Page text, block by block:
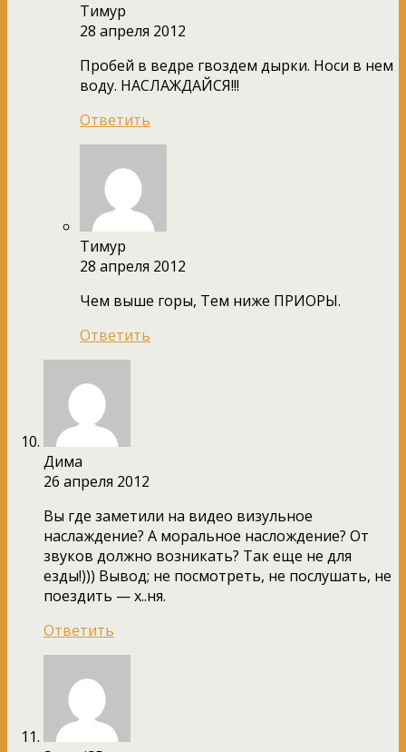
Тимур
28 апреля 2012
Пробей в ведре гвоздем дырки. Носи в нем
воду. НАСЛАЖДАЙСЯ!!!
Ответить
Тимур
28 апреля 2012
Чем выше горы, Тем ниже ПРИОРЫ.
Ответить
Дима
26 апреля 2012
Вы где заметили на видео визульное
наслаждение? А моральное наслождение? От
звуков должно возникать? Так еще не для
езды!))) Вывод; не посмотреть, не послушать, не
поездить — х..ня.
Ответить